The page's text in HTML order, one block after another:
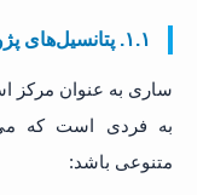
۱.۱. پتانسیل‌های پژوهشی ساری
ساری به عنوان مرکز
به فردی است که
متنوعی باشد: